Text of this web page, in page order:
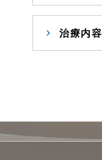
治療内容